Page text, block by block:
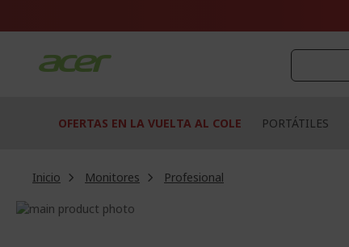
OFERTAS EN LA VUELTA AL COLE PORTÁTILES
Inicio Monitores
Profesional
Saltar